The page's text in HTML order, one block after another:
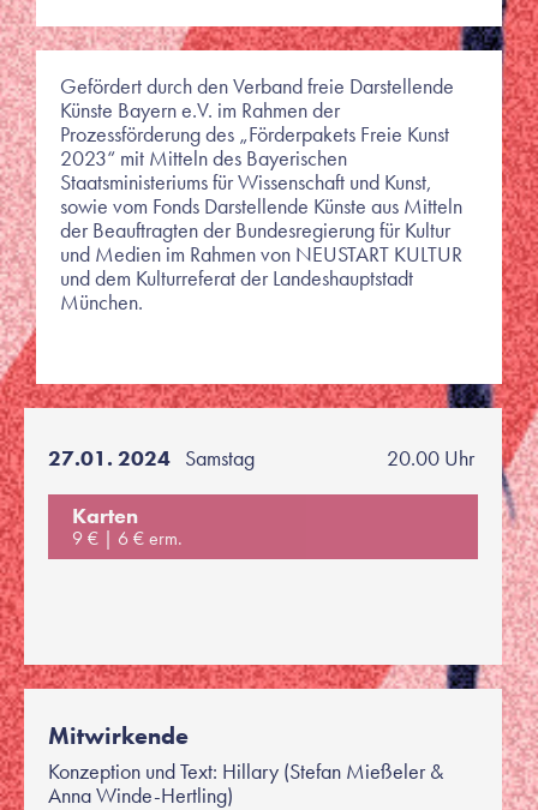
Gefördert durch den Verband freie Darstellende
Künste Bayern e.V. im Rahmen der
Prozessförderung des „Förderpakets Freie Kunst
2023“ mit Mitteln des Bayerischen
Staatsministeriums für Wissenschaft und Kunst,
sowie vom Fonds Darstellende Künste aus Mitteln
der Beauftragten der Bundesregierung für Kultur
und Medien im Rahmen von NEUSTART KULTUR
und dem Kulturreferat der Landeshauptstadt
München.
27.01. 2024 Samstag 20.00 Uhr
Karten
9 € 6 € erm.
Mitwirkende
Konzeption und Text: Hillary (Stefan Mießeler &
Anna Winde-Hertling)